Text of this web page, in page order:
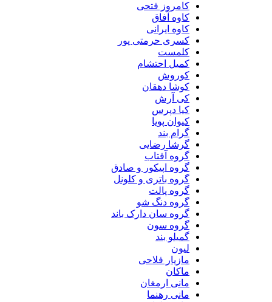
کامروز فتحی
کاوه آفاق
کاوه ایرانی
کسری حرمتی پور
کلمست
کمیل احتشام
کوروش
کوشا دهقان
کی آرش
کیا دپرس
کیوان پویا
گرام بند
گرشا رضایی
گروه آفتاب
گروه اپیکور و صادق
گروه باتری و کلونل
گروه پالت
گروه دنگ شو
گروه سان دارک باند
گروه سون
گمیلو بند
لیون
مازیار فلاحی
ماکان
مانی ارمغان
مانی رهنما